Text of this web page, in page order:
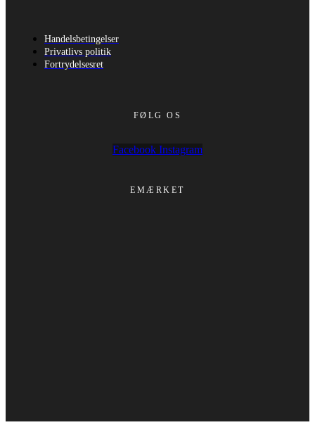
Handelsbetingelser
Privatlivs politik
Fortrydelsesret
FØLG OS
Facebook Instagram
EMÆRKET